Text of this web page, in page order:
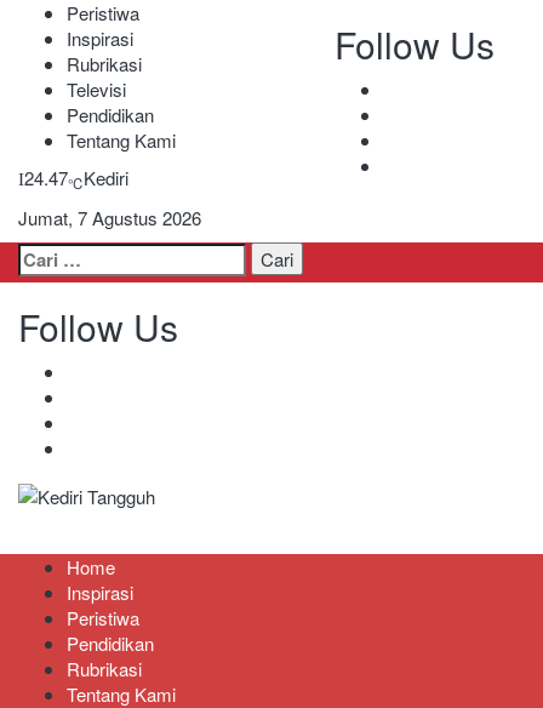
Peristiwa
Inspirasi
Rubrikasi
Televisi
Pendidikan
Tentang Kami
24.47℃Kediri
Jumat, 7 Agustus 2026
Follow Us
Cari
untuk:
Follow Us
Home
Inspirasi
Peristiwa
Pendidikan
Rubrikasi
Tentang Kami